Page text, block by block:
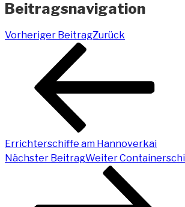
Beitragsnavigation
Vorheriger BeitragZurück
Errichterschiffe am Hannoverkai
Nächster BeitragWeiter